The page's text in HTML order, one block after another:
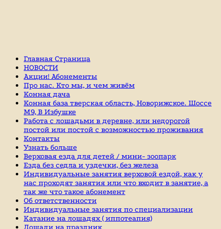
Главная Страница
НОВОСТИ
Акции! Абонементы
Про нас. Кто мы, и чем живём
Конная дача
Конная база тверская область, Новорижское. Шоссе
М9, В Избушке
Работа с лошадьми в деревне, или недорогой
постой или постой с возможностью проживания
Контакты
Узнать больше
Верховая езда для детей / мини- зоопарк
Езда без седла и уздечки, без железа
Индивидуальные занятия верховой ездой, как у
нас проходят занятия или что входит в занятие, а
так же что такое абонемент
Об ответственности
Индивидуальные занятия по специализации
Катание на лошадях ( иппотеапия)
Лошади на праздник